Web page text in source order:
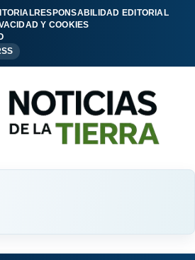
RESPONSABILIDAD EDITORIAL
Y COOKIES